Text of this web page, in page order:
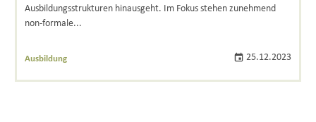
Ausbildungsstrukturen hinausgeht. Im Fokus stehen zunehmend
non-formale...
Ausbildung 25.12.2023